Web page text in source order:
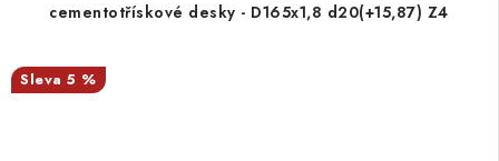
cementotřískové desky - D165x1,8 d20(+15,87) Z4
5 %